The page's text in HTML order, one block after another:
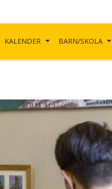
KALENDER BARN/SKOLA